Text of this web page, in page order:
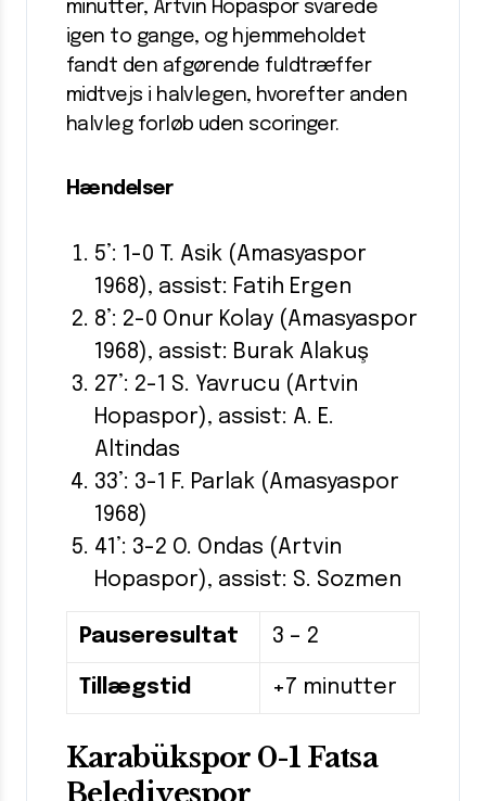
minutter, Artvin Hopaspor svarede
igen to gange, og hjemmeholdet
fandt den afgørende fuldtræffer
midtvejs i halvlegen, hvorefter anden
halvleg forløb uden scoringer.
Hændelser
5’: 1-0 T. Asik (Amasyaspor
1968), assist: Fatih Ergen
8’: 2-0 Onur Kolay (Amasyaspor
1968), assist: Burak Alakuş
27’: 2-1 S. Yavrucu (Artvin
Hopaspor), assist: A. E.
Altindas
33’: 3-1 F. Parlak (Amasyaspor
1968)
41’: 3-2 O. Ondas (Artvin
Hopaspor), assist: S. Sozmen
Pauseresultat 3 – 2
Tillægstid +7 minutter
Karabükspor 0-1 Fatsa
Belediyespor